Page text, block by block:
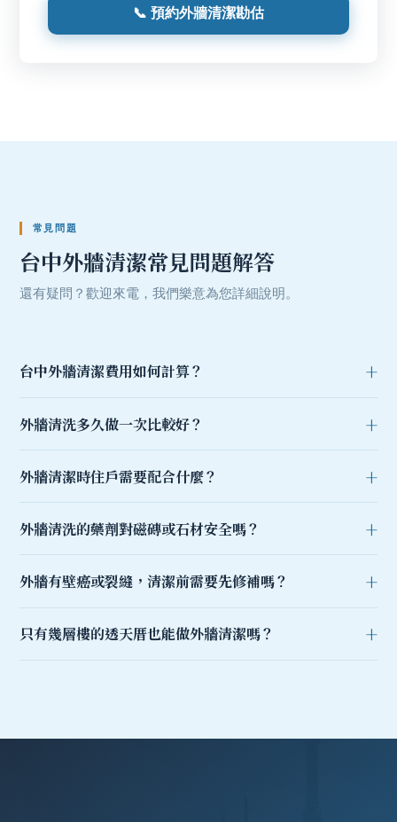
📞 預約外牆清潔勘估
常見問題
台中外牆清潔常見問題解答
還有疑問？歡迎來電，我們樂意為您詳細說明。
台中外牆清潔費用如何計算？
外牆清洗多久做一次比較好？
外牆清潔時住戶需要配合什麼？
外牆清洗的藥劑對磁磚或石材安全嗎？
外牆有壁癌或裂縫，清潔前需要先修補嗎？
只有幾層樓的透天厝也能做外牆清潔嗎？